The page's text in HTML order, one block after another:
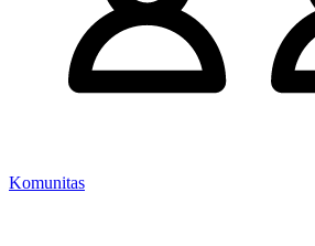
Komunitas